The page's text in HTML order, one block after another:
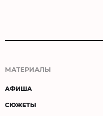
МАТЕРИАЛЫ
АФИША
СЮЖЕТЫ